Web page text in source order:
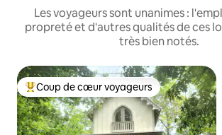
Les voyageurs sont unanimes :
propreté et d'autres qualités de ces
très bien notés.
Coup de cœur voyageurs parmi les plus
Coup de cœur voyageurs